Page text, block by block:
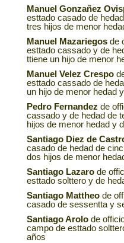
Manuel Gonzañez
esttado casado de
tres hijos de menor
Manuel Mazariegosde
esttado cassado y de
ttiene un hijo de menor
Manuel Velez Crespo
esttado cassado de
un hijo de menor hedad
Pedro Fernandez de
cassado y de hedad de
hijos de menor hedad y
Santiago Diez de
casado de hedad de
dos hijos de menor
Santiago Lazarode
esttado solttero y de
Santiago Mattheode
casado de sessentta y
Santiago Arolo de
campo de esttado
años